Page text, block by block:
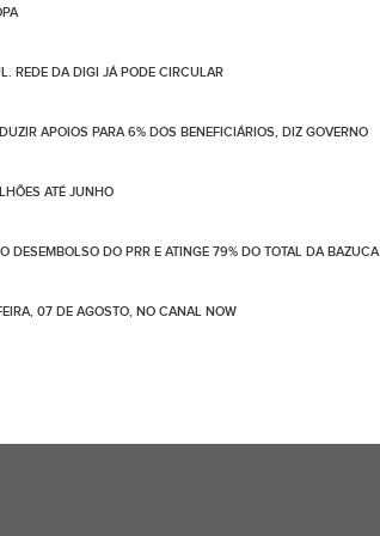
REDE DA DIGI JÁ PODE CIRCULAR
APOIOS PARA 6% DOS BENEFICIÁRIOS, DIZ GOVERNO
ATÉ JUNHO
DESEMBOLSO DO PRR E ATINGE 79% DO TOTAL DA BAZUCA
07 DE AGOSTO, NO CANAL NOW